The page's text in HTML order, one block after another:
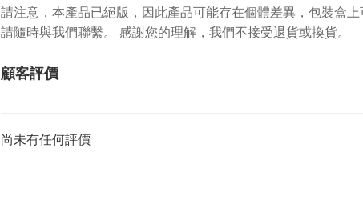
請注意，本產品已絕版，因此產品可能存在個體差異，包裝盒
請隨時與我們聯繫。 感謝您的理解，我們不接受退貨或換貨。
顧客評價
尚未有任何評價